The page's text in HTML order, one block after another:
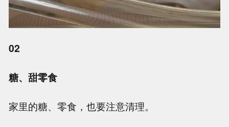
02
糖、甜零食
家里的糖、零食，也要注意清理。